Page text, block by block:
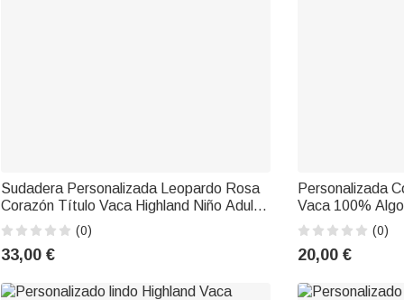
Sudadera Personalizada Leopardo Rosa
Corazón Título Vaca Highland Niño Adulto
a Juego con 1-8 Nombres Cumpleaños
Día de la Madre Regalo para Mamá
Abuela
(0)
33,00 €
Personalizada
Vaca 100%
Sudadera
Nombre Vuelta
Cumpleaños
(0)
20,00 €